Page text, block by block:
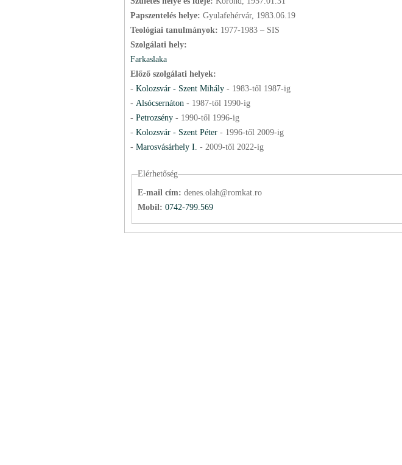
Papszentelés helye: Gyulafehérvár, 1983.06.19
Teológiai tanulmányok: 1977-1983 – SIS
Szolgálati hely:
Farkaslaka
Előző szolgálati helyek:
- Kolozsvár - Szent Mihály- 1983-től 1987-ig
- Alsócsernáton- 1987-től 1990-ig
- Petrozsény - 1990-től 1996-ig
- Kolozsvár - Szent Péter- 1996-től 2009-ig
- Marosvásárhely I. - 2009-től 2022-ig
Elérhetőség
E-mail cím: denes.olah@romkat.ro
Mobil: 0742-799.569